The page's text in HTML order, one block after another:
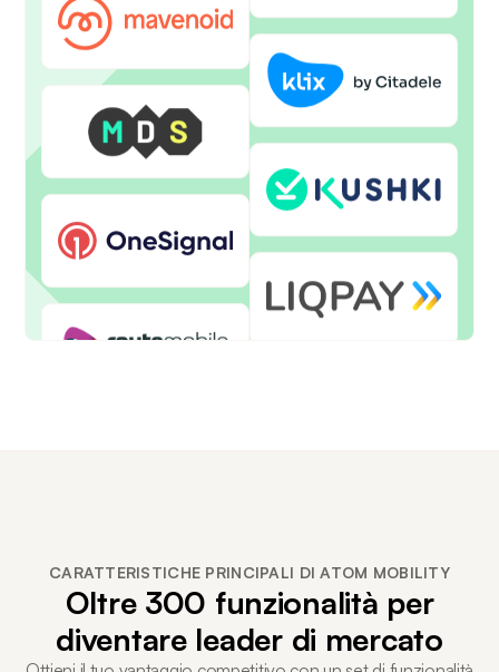
CARATTERISTICHE PRINCIPALI DI ATOM MOBILITY
Oltre 300 funzionalità per
diventare leader di mercato